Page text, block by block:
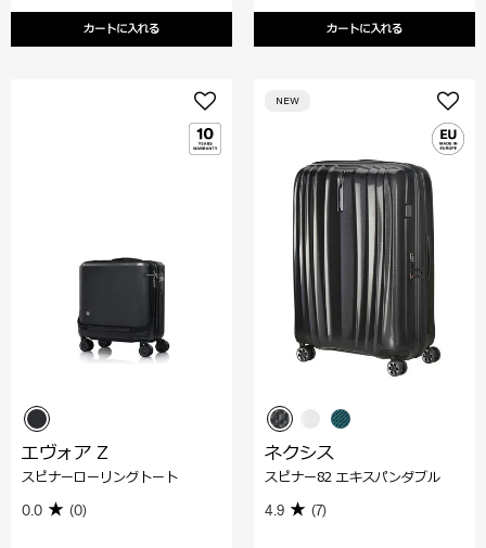
カートに入れる カートに入れる
エヴォア Z
スピナーローリングトート
0.0 (0)
NEW
ネクシス
スピナー82 エキスパンダブル
4.9 (7)